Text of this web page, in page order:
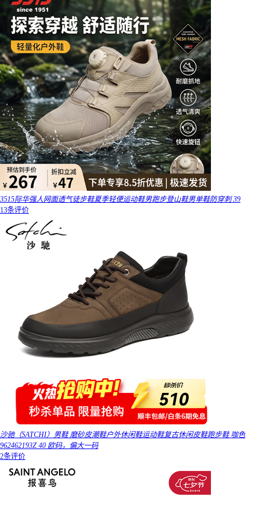
3515际华强人网面透气徒步鞋夏季轻便运动鞋男跑步登山鞋男单鞋防穿刺 39
13条评价
沙驰（SATCHI）男鞋 磨砂皮潮鞋户外休闲鞋运动鞋复古休闲皮鞋跑步鞋 咖色
962462193Z 40 欧码，偏大一码
2条评价